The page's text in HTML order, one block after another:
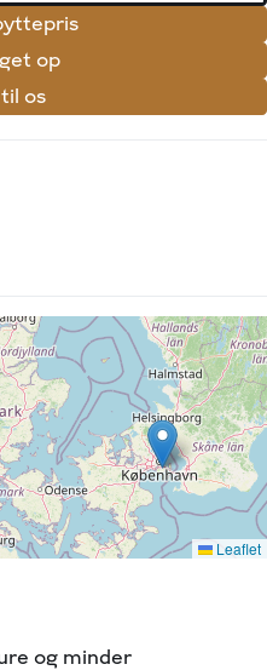
op
os
og minder